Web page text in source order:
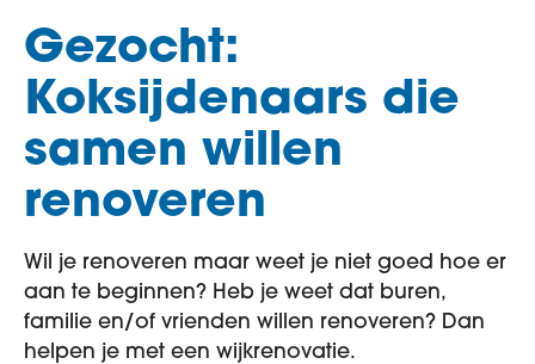
Gezocht:
Koksijdenaars die
samen willen
renoveren
Wil je renoveren maar weet je niet goed hoe er
aan te beginnen? Heb je weet dat buren,
familie en/of vrienden willen renoveren? Dan
helpen je met een wijkrenovatie.